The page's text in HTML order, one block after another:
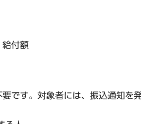
給付額
です。対象者には、振込通知を